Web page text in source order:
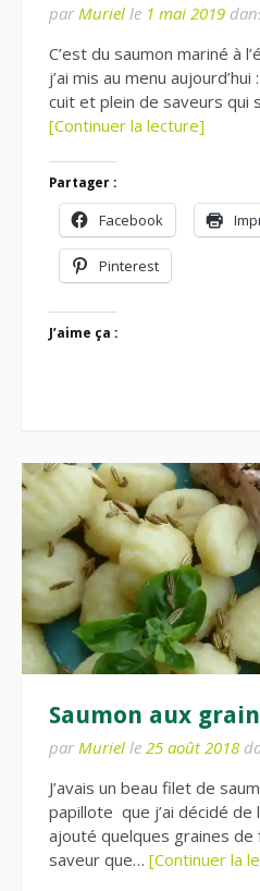
par Muriel le 1 mai 2019
C’est du saumon mariné à
j’ai mis au menu
cuit et plein de saveurs qui
[Continuer la lecture]
Partager :
Facebook
Pinterest
J’aime ça :
Saumon aux
par Muriel le 25 août 2018
J’avais un beau filet de
papillote que j’ai décidé de
ajouté quelques graines de
saveur que… [Continuer la